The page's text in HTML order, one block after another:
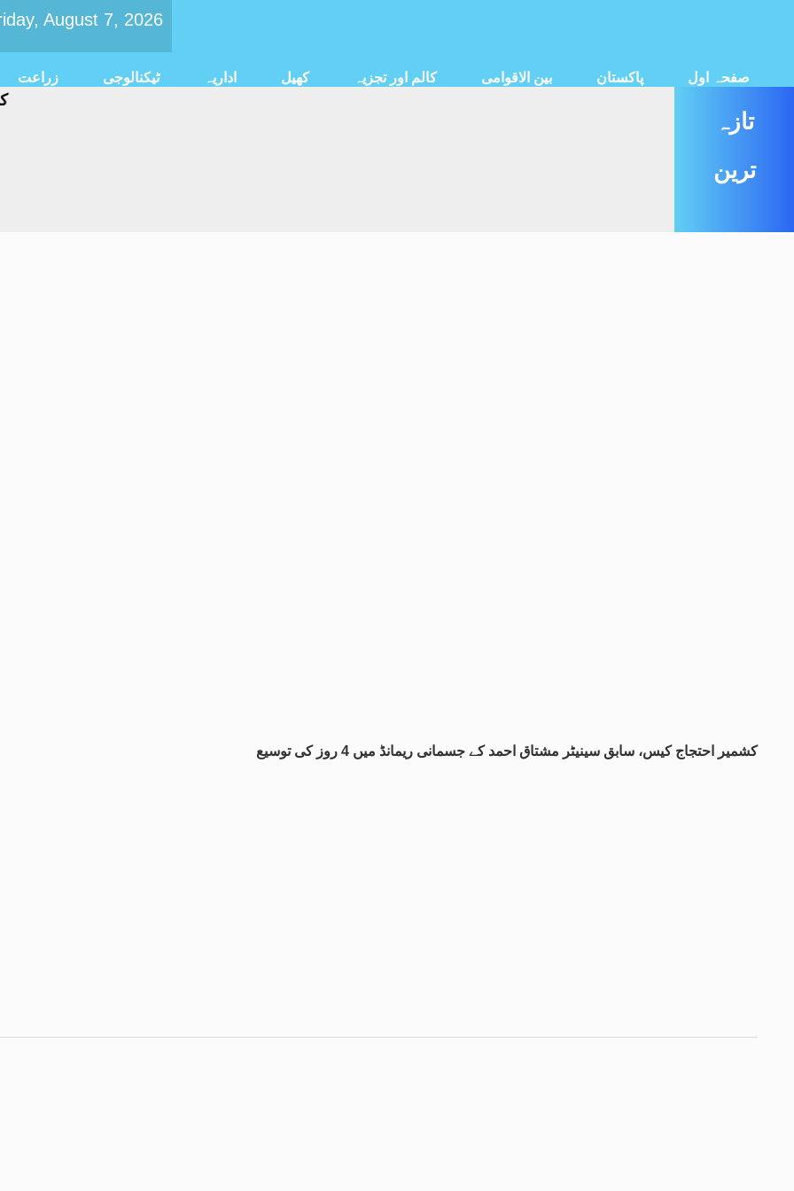
August 7, 2026
زراعت ٹیکنالوجی اداریہ کھیل کالم اور تجزیہ بین الاقوامی پاکستان صفحہ اول
کشمیر
تازہ
ترین
کشمیر احتجاج کیس، سابق سینیٹر مشتاق احمد کے جسمانی ریمانڈ میں 4 روز کی توسیع